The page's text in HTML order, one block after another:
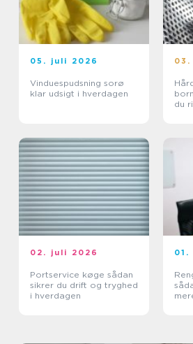
05. juli 2026
Vinduespudsning sorø
klar udsigt i hverdagen
bornholm
du
02. juli 2026
Portservice køge sådan
sikrer du drift og tryghed
i hverdagen